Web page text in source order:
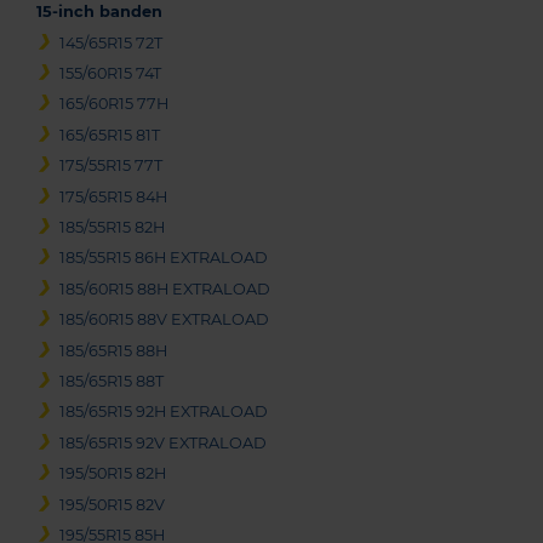
15-inch banden
145/65R15 72T
155/60R15 74T
165/60R15 77H
165/65R15 81T
175/55R15 77T
175/65R15 84H
185/55R15 82H
185/55R15 86H EXTRALOAD
185/60R15 88H EXTRALOAD
185/60R15 88V EXTRALOAD
185/65R15 88H
185/65R15 88T
185/65R15 92H EXTRALOAD
185/65R15 92V EXTRALOAD
195/50R15 82H
195/50R15 82V
195/55R15 85H